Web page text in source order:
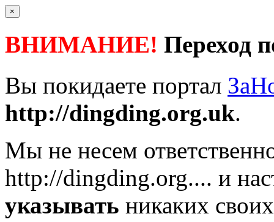
×
ВНИМАНИЕ! Переход
Вы покидаете портал
http://dingding.org.uk.
Мы не несем
http://dingding.org.... и
указывать никаких